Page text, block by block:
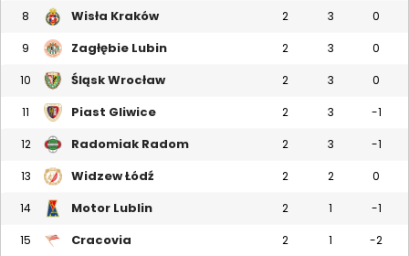
8 Wisła Kraków 2 3 0
9 Zagłębie Lubin 2 3 0
10 Śląsk Wrocław 2 3 0
11 Piast Gliwice 2 3 -1
12 Radomiak Radom 2 3 -1
13 Widzew Łódź 2 2 0
14 Motor Lublin 2 1 -1
15 Cracovia 2 1 -2